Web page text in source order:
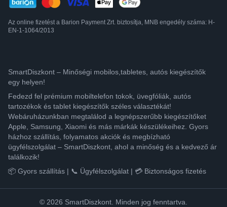
Az online fizetést a Barion Payment Zrt. biztosítja, MNB engedély száma: H-
EN-1-1064/2013
SmartDiszkont – Minőségi mobilos,tabletes, autós kiegészítők
egy helyen!
Fedezd fel prémium mobiltelefon tokok, üvegfóliák, autós
tartozékok és tablet kiegészítők széles választékát!
Webáruházunkban megtalálod a legnépszerűbb kiegészítőket
Apple, Samsung, Xiaomi és más márkák készülékeihez. Gyors
házhoz szállítás, folyamatos akciók és megbízható
ügyfélszolgálat – SmartDiszkont, ahol a minőség és a kedvező ár
találkozik!
📦 Gyors szállítás | 📞 Ügyfélszolgálat | 💳 Biztonságos fizetés
© 2026 SmartDiszkont. Minden jog fenntartva.